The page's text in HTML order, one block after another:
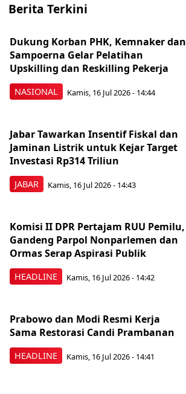
Berita Terkini
NASIONAL
Dukung Korban PHK, Kemnaker dan
Sampoerna Gelar Pelatihan
Upskilling dan Reskilling Pekerja
Kamis, 16 Jul 2026 - 14:44
JABAR
Jabar Tawarkan Insentif Fiskal dan
Jaminan Listrik untuk Kejar Target
Investasi Rp314 Triliun
Kamis, 16 Jul 2026 - 14:43
HEADLINE
Komisi II DPR Pertajam RUU Pemilu,
Gandeng Parpol Nonparlemen dan
Ormas Serap Aspirasi Publik
Kamis, 16 Jul 2026 - 14:42
HEADLINE
Prabowo dan Modi Resmi Kerja
Sama Restorasi Candi Prambanan
Kamis, 16 Jul 2026 - 14:41